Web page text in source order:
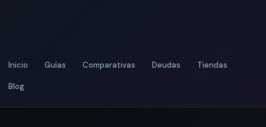
Inicio Guías Comparativas Deudas Tiendas
Blog